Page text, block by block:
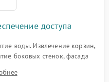
доступа
воды. Извлечение корзин,
боковых стенок, фасада
ТЭНу и сливной помпе.